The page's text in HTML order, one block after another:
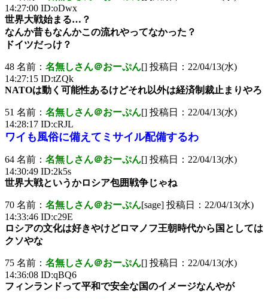
14:27:00 ID:oDwx
世界大戦始まる…？
なんか昔もなんかこの流れやってなかった？
ドイツだっけ？
48 名前： 名無しさん＠おーぷん[] 投稿日：22/04/13(水)
14:27:15 ID:tZQk
NATOは動く可能性あるけどそれ以外は経済制裁止まりやろ
51 名前： 名無しさん＠おーぷん[] 投稿日：22/04/13(水)
14:28:17 ID:cRJL
ワイも風俗に備えてミサイル配備するわ
64 名前： 名無しさん＠おーぷん[] 投稿日：22/04/13(水)
14:30:49 ID:2k5s
世界大戦というかロシア包囲戦争じゃね
70 名前： 名無しさん＠おーぷん[sage] 投稿日：22/04/13(水)
14:33:46 ID:c29E
ロシアの文化は好きやけどロマノフ王朝時代から国としては
クソやな
75 名前： 名無しさん＠おーぷん[] 投稿日：22/04/13(水)
14:36:08 ID:qBQ6
フィンランドって平和で安全な国のイメージなんやが